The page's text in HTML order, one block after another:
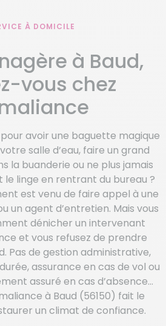
À DOMICILE
à Baud,
vous chez
avoir une baguette magique
salle d’eau, faire un grand
la buanderie ou ne plus jamais
linge en rentrant du bureau ?
est venu de faire appel à une
un agent d’entretien. Mais vous
dénicher un intervenant
et vous refusez de prendre
Pas de gestion administrative,
assurance en cas de vol ou
assuré en cas d’absence…
à Baud (56150) fait le
un climat de confiance.